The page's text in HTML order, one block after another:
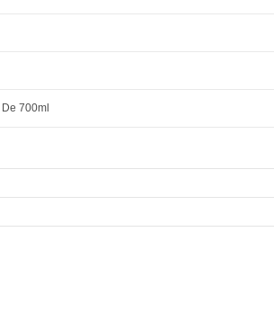
700ml